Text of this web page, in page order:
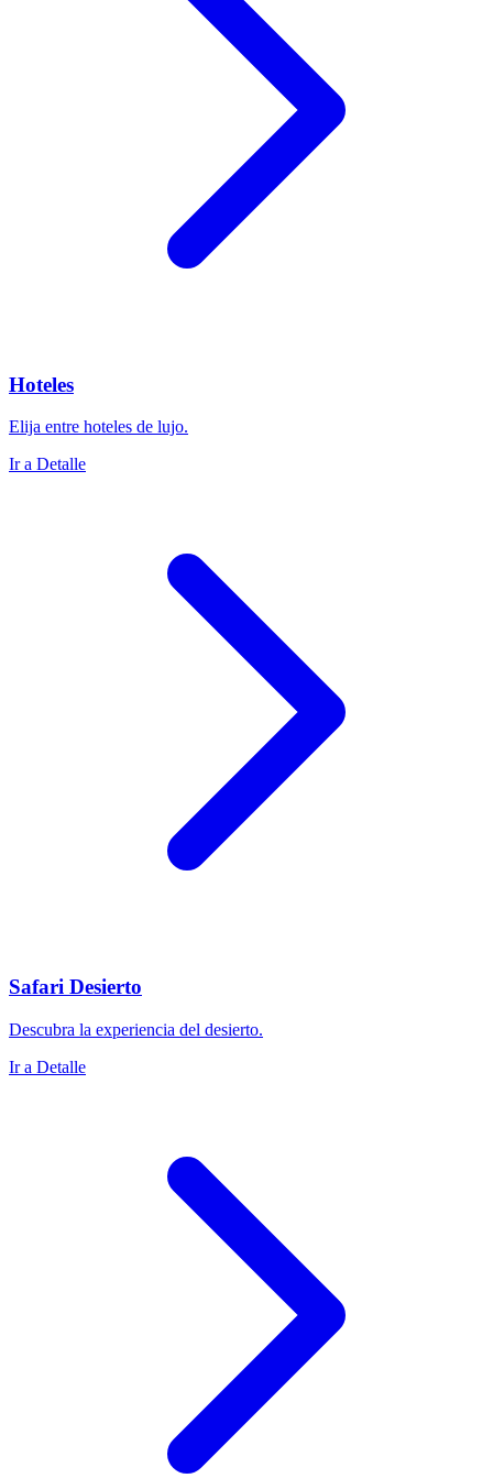
Hoteles
Elija entre hoteles de lujo.
Ir a Detalle
Safari Desierto
Descubra la experiencia del desierto.
Ir a Detalle